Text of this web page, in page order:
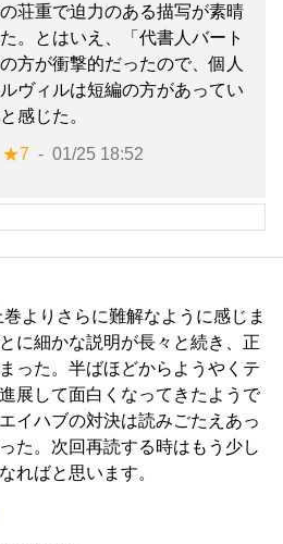
荘重で迫力のある描写が素晴
。とはいえ、「代書人バート
方が衝撃的だったので、個人
ヴィルは短編の方があってい
感じた。
★7 01/25 18:52
よりさらに難解なように感じま
に細かな説明が長々と続き、正
った。半ばほどからようやくテ
展して面白くなってきたようで
イハブの対決は読みごたえあっ
た。次回再読する時はもう少し
ればと思います。